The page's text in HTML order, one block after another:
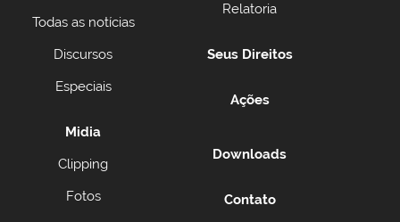
Todas as notícias
Discursos
Especiais
Midia
Clipping
Fotos
Relatoria
Seus Direitos
Ações
Downloads
Contato